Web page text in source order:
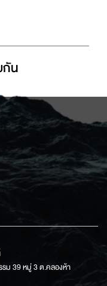
กัน
ม 39 หมู่ 3 ต.คลองห้า